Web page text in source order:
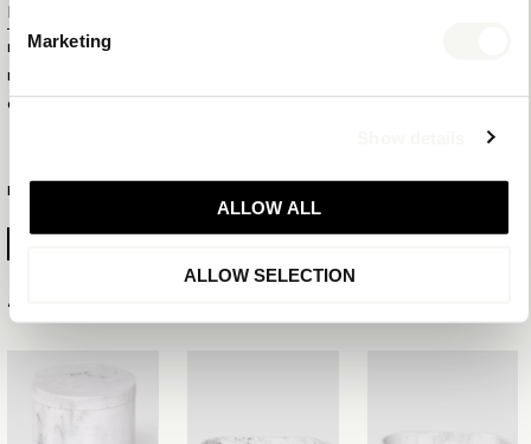
Marketing
ALLOW ALL
ALLOW SELECTION
Numéros de produit
ID DU PRODUIT
EAN
COLLECTION
PLUS D'INFORMATION
Articles associés